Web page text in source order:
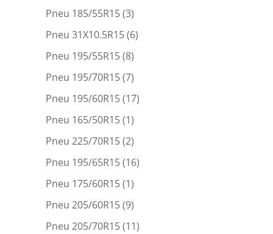
Pneu 185/55R15(3)
Pneu 31X10.5R15(6)
Pneu 195/55R15(8)
Pneu 195/70R15(7)
Pneu 195/60R15(17)
Pneu 165/50R15(1)
Pneu 225/70R15(2)
Pneu 195/65R15(16)
Pneu 175/60R15(1)
Pneu 205/60R15(9)
Pneu 205/70R15(11)